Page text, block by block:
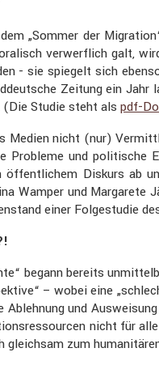
„Sommer der
verwerf­lich galt,
- sie spiegelt sich
Zeitung ein
Studie steht als pdf-
Medien nicht (nur)
und
Diskurs ab
Wamper und
einer Folge­studie
begann bereits
– wobei eine
und
nicht für
zum